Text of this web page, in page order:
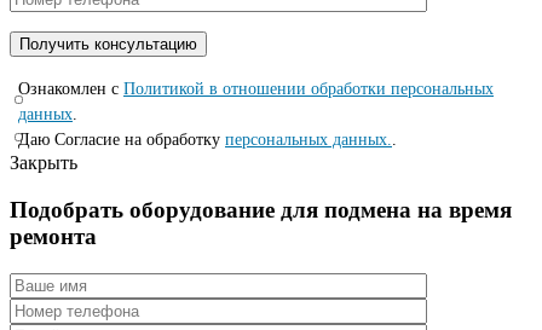
Ознакомлен с Политикой в отношении обработки персональных
данных.
Даю Согласие на обработку персональных данных..
Закрыть
Подобрать оборудование для подмена на время
ремонта